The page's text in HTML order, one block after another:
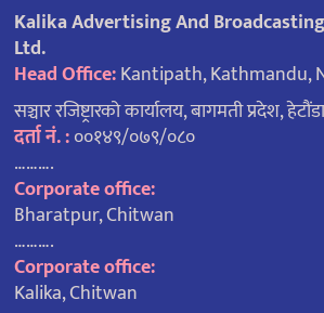
Kalika Advertising And
Ltd.
Head Office:Kantipath, Kathmandu,
सञ्चार रजिष्ट्रारको कार्यालय, बागमती प्रदेश,
दर्ता नं. :००१४९/०७९/०८०
……….
Corporate office:
Bharatpur, Chitwan
……….
Corporate office:
Kalika, Chitwan